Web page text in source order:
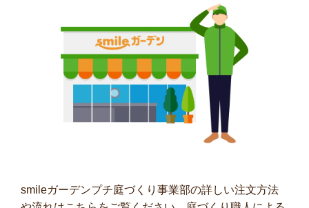
smileガーデンプチ庭づくり事業部の詳しい注文方法